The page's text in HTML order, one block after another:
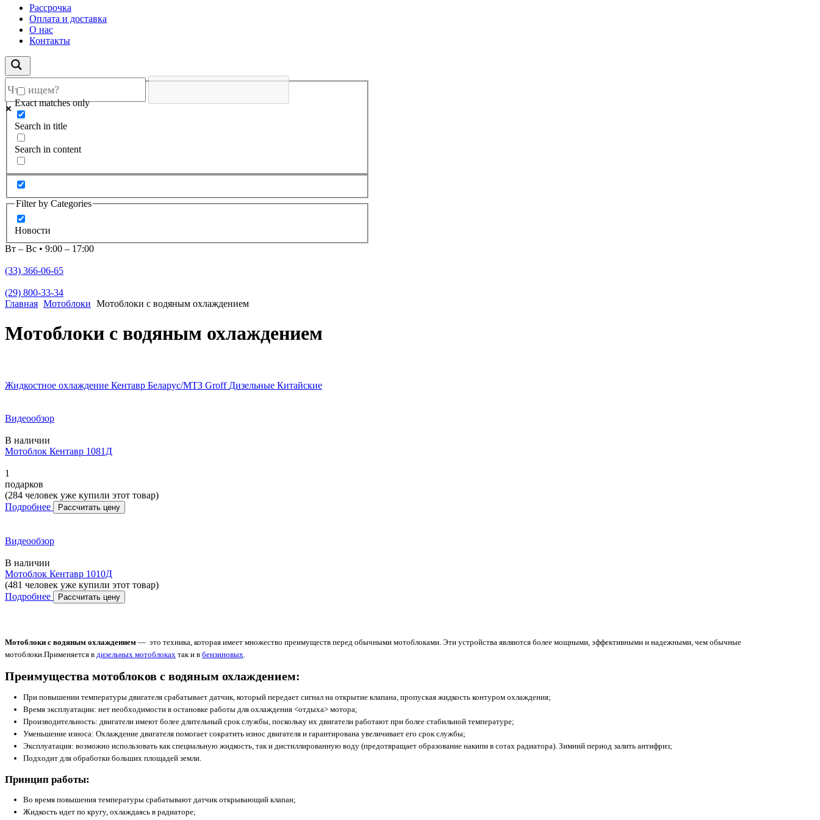
Рассрочка
Оплата и доставка
О нас
Контакты
Exact matches only
Search in title
Search in content
Filter by Categories
Новости
Вт – Вс • 9:00 – 17:00
(33) 366-06-65
(29) 800-33-34
Главная Мотоблоки Мотоблоки с водяным охлаждением
Мотоблоки с водяным охлаждением
Жидкостное охлаждение Кентавр Беларус/МТЗ Groff Дизельные Китайские
Видеообзор
В наличии
Мотоблок Кентавр 1081Д
1
подарков
(284 человек уже купили этот товар)
Подробнее
Рассчитать цену
Видеообзор
В наличии
Мотоблок Кентавр 1010Д
(481 человек уже купили этот товар)
Подробнее
Рассчитать цену
Мотоблоки с водяным охлаждением — это техника, которая имеет множество преимуществ перед обычными мотоблоками. Эти устройства являются более мощными, эффективными и надежными, чем обычные
мотоблоки.Применяется в дизельных мотоблоках так и в бензиновых.
Преимущества мотоблоков с водяным охлаждением:
При повышении температуры двигателя срабатывает датчик, который передает сигнал на открытие клапана, пропуская жидкость контуром охлаждения;
Время эксплуатации: нет необходимости в остановке работы для охлаждения <отдыха> мотора;
Производительность: двигатели имеют более длительный срок службы, поскольку их двигатели работают при более стабильной температуре;
Уменьшение износа: Охлаждение двигателя помогает сократить износ двигателя и гарантирована увеличивает его срок службы;
Эксплуатация: возможно использовать как специальную жидкость, так и дистиллированную воду (предотвращает образование накипи в сотах радиатора). Зимний период залить антифриз;
Подходит для обработки больших площадей земли.
Принцип работы:
Во время повышения температуры срабатывают датчик открывающий клапан;
Жидкость идет по кругу, охлаждаясь в радиаторе;